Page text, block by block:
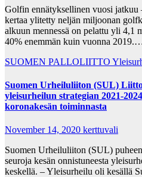
Golfin ennätyksellinen vuosi jatkuu
kertaa ylitetty neljän miljoonan
alkuun mennessä on pelattu yli 4,1
40% enemmän kuin vuonna
SUOMEN PALLOLIITTO
Suomen Urheiluliiton (SUL)
yleisurheilun strategian 2021-
koronakesän toiminnasta
November 14, 2020 kerttuvali
Suomen Urheiluliiton (SUL)
seuroja kesän onnistuneesta
keskellä. – Yleisurheilu oli kesällä